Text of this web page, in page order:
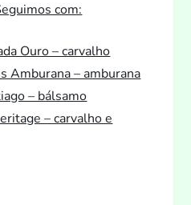
com:
Ouro – carvalho
Amburana – amburana
– bálsamo
– carvalho e